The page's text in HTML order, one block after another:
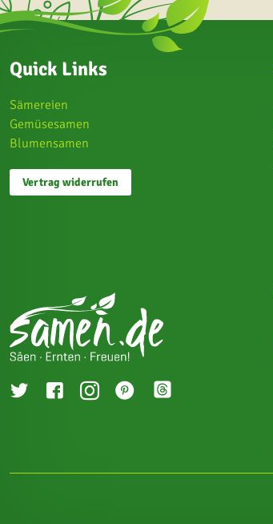
Quick Links
Sämereien
Gemüsesamen
Blumensamen
Vertrag widerrufen